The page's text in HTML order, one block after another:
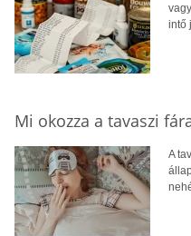
intő
Mi okozza a tavaszi
A